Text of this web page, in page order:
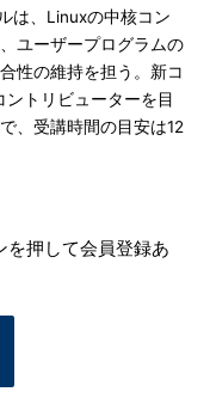
は、Linuxの中核コン
ユーザープログラムの
性の維持を担う。新コ
トリビューターを目
、受講時間の目安は12
押して会員登録あ